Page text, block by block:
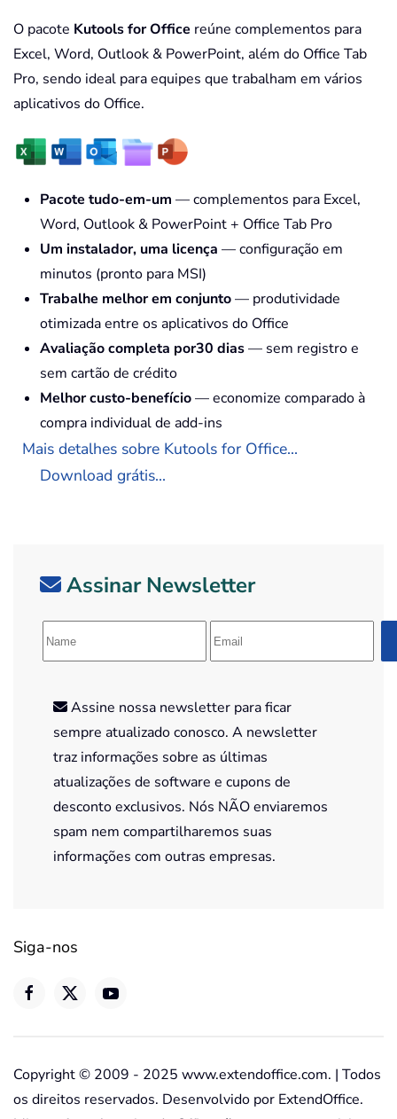
O pacote Kutools for Office reúne complementos para
Excel, Word, Outlook & PowerPoint, além do Office Tab
Pro, sendo ideal para equipes que trabalham em vários
aplicativos do Office.
Pacote tudo-em-um — complementos para Excel,
Word, Outlook & PowerPoint + Office Tab Pro
Um instalador, uma licença — configuração em
minutos (pronto para MSI)
Trabalhe melhor em conjunto— produtividade
otimizada entre os aplicativos do Office
Avaliação completa por30 dias— sem registro e
sem cartão de crédito
Melhor custo-benefício— economize comparado à
compra individual de add-ins
Mais detalhes sobre Kutools for Office...
Download grátis...
Assinar Newsletter
Assine nossa newsletter para ficar
sempre atualizado conosco. A newsletter
traz informações sobre as últimas
atualizações de software e cupons de
desconto exclusivos. Nós NÃO enviaremos
spam nem compartilharemos suas
informações com outras empresas.
Siga-nos
Copyright © 2009 - 2025 www.extendoffice.com. | Todos
os direitos reservados. Desenvolvido por ExtendOffice.